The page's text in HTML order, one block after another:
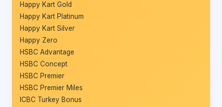
Happy Kart Gold
Happy Kart Platinum
Happy Kart Silver
Happy Zero
HSBC Advantage
HSBC Concept
HSBC Premier
HSBC Premier Miles
ICBC Turkey Bonus